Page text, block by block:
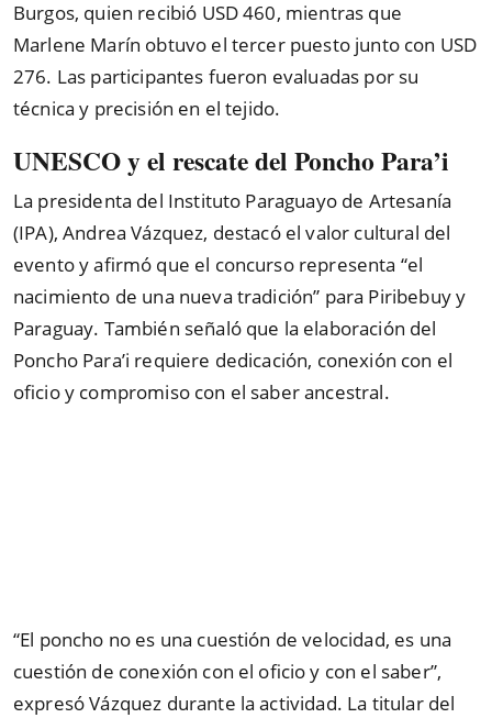
Burgos, quien recibió USD 460, mientras que
Marlene Marín obtuvo el tercer puesto junto con USD
276. Las participantes fueron evaluadas por su
técnica y precisión en el tejido.
UNESCO y el rescate del Poncho Para’i
La presidenta del Instituto Paraguayo de Artesanía
(IPA), Andrea Vázquez, destacó el valor cultural del
evento y afirmó que el concurso representa “el
nacimiento de una nueva tradición” para Piribebuy y
Paraguay. También señaló que la elaboración del
Poncho Para’i requiere dedicación, conexión con el
oficio y compromiso con el saber ancestral.
“El poncho no es una cuestión de velocidad, es una
cuestión de conexión con el oficio y con el saber”,
expresó Vázquez durante la actividad. La titular del